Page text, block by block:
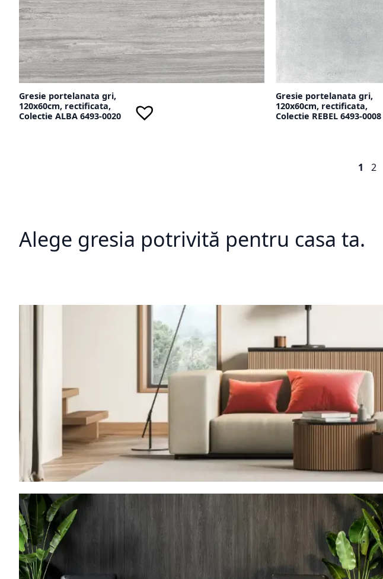
Gresie portelanata gri,
120x60cm, rectificata,
Colectie ALBA 6493-0020
Gresie portelanata gri,
120x60cm, rectificata,
Colectie REBEL 6493-0008
1 2
Alege gresia potrivită pentru casa ta.